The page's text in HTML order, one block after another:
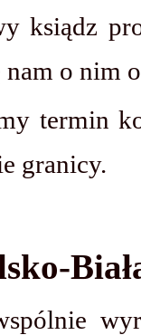
ksiądz
o nim
termin
granicy.